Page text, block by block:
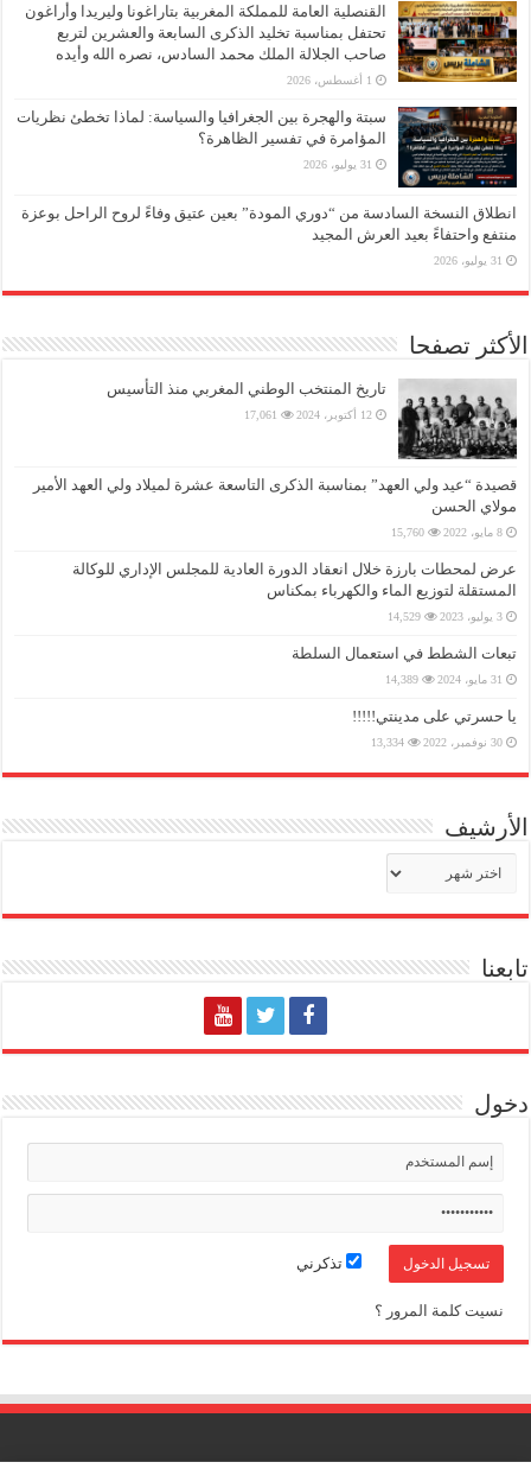
القنصلية العامة للمملكة المغربية بتاراغونا وليريدا وأراغون
تحتفل بمناسبة تخليد الذكرى السابعة والعشرين لتربع
صاحب الجلالة الملك محمد السادس، نصره الله وأيده
1 أغسطس، 2026
سبتة والهجرة بين الجغرافيا والسياسة: لماذا تخطئ نظريات
المؤامرة في تفسير الظاهرة؟
31 يوليو، 2026
انطلاق النسخة السادسة من “دوري المودة” بعين عتيق وفاءً لروح الراحل بوعزة
منتفع واحتفاءً بعيد العرش المجيد
31 يوليو، 2026
الأكثر تصفحا
تاريخ المنتخب الوطني المغربي منذ التأسيس
12 أكتوبر، 2024 17,061
قصيدة “عيد ولي العهد” بمناسبة الذكرى التاسعة عشرة لميلاد ولي العهد الأمير
مولاي الحسن
8 مايو، 2022 15,760
عرض لمحطات بارزة خلال انعقاد الدورة العادية للمجلس الإداري للوكالة
المستقلة لتوزيع الماء والكهرباء بمكناس
3 يوليو، 2023 14,529
تبعات الشطط في استعمال السلطة
31 مايو، 2024 14,389
يا حسرتي على مدينتي!!!!!
30 نوفمبر، 2022 13,334
الأرشيف
تابعنا
دخول
تذكرني
نسيت كلمة المرور ؟